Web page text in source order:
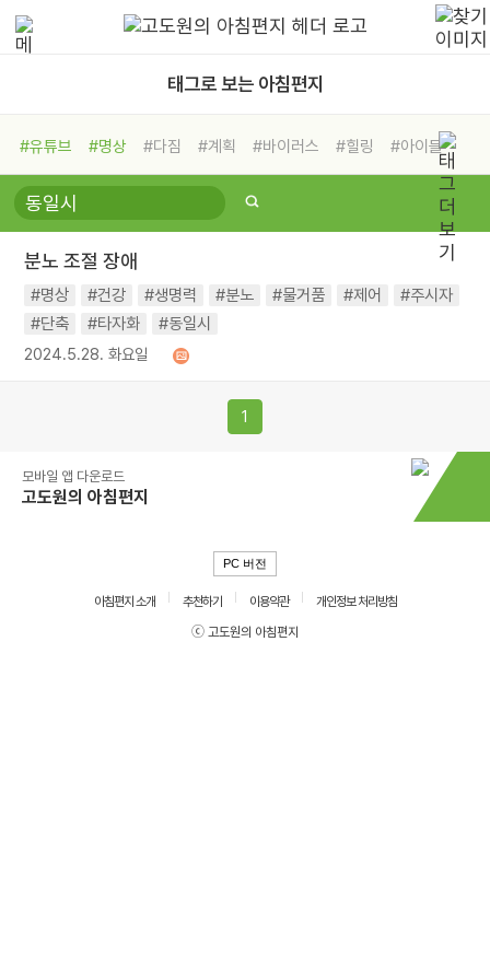
태그로 보는 아침편지
#유튜브 #명상 #다짐 #계획 #바이러스 #힐링
#아이들
#비전캠프
#독서캠프 #삶
#희망
#나눔 #친구 #링컨학교
#독서
#건강 #면역력
분노 조절 장애
#명상 #건강 #생명력 #분노 #물거품 #제어
#주시자
#단축
#타자화 #동일시
2024.5.28. 화요일
1
모바일 앱 다운로드
고도원의 아침편지
PC 버전
아침편지 소개 추천하기 이용약관
개인정보 처리방침
ⓒ 고도원의 아침편지